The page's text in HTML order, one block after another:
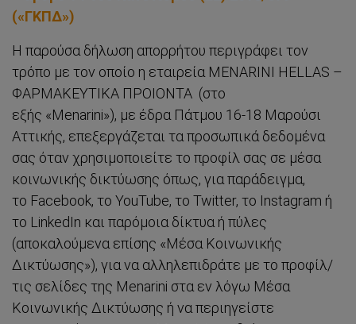
(«ΓΚΠΔ»)
Η παρούσα δήλωση απορρήτου περιγράφει τον
τρόπο με τον οποίο η εταιρεία ΜΕΝΑRINI HELLAS –
ΦΑΡΜΑΚΕΥΤΙΚΑ ΠΡΟΙΟΝΤΑ (στο
εξής «Menarini»), με έδρα Πάτμου 16-18 Μαρούσι
Αττικής, επεξεργάζεται τα προσωπικά δεδομένα
σας όταν χρησιμοποιείτε το προφίλ σας σε μέσα
κοινωνικής δικτύωσης όπως, για παράδειγμα,
το Facebook, το YouTube, το Twitter, το Instagram ή
το LinkedIn και παρόμοια δίκτυα ή πύλες
(αποκαλούμενα επίσης «Μέσα Κοινωνικής
Δικτύωσης»), για να αλληλεπιδράτε με το προφίλ/
τις σελίδες της Menarini στα εν λόγω Μέσα
Κοινωνικής Δικτύωσης ή να περιηγείστε